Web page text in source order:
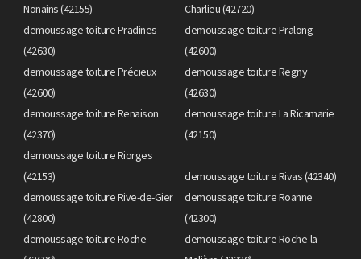
Nonains (42155)
Charlieu (42720)
demoussage toiture Pradines
(42630)
demoussage toiture Pralong
(42600)
demoussage toiture Précieux
(42600)
demoussage toiture Regny
(42630)
demoussage toiture Renaison
(42370)
demoussage toiture La Ricamarie
(42150)
demoussage toiture Riorges
(42153)
demoussage toiture Rivas (42340)
demoussage toiture Rive-de-Gier
(42800)
demoussage toiture Roanne
(42300)
demoussage toiture Roche
demoussage toiture Roche-la-